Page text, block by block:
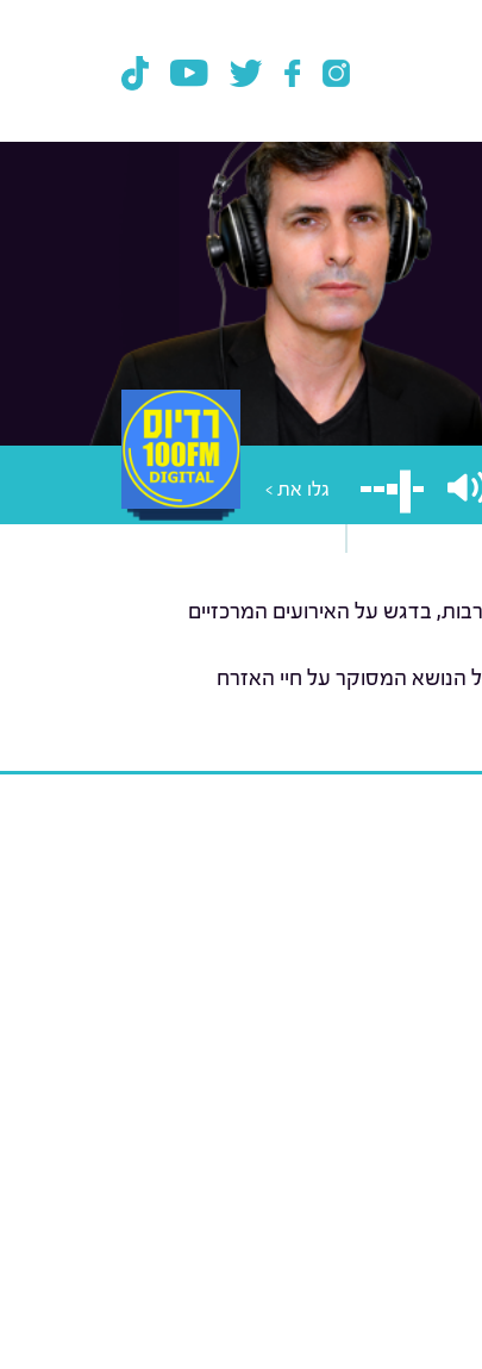
גלו את >
בדגש על האירועים המרכזיים
הנושא המסוקר על חיי האזרח